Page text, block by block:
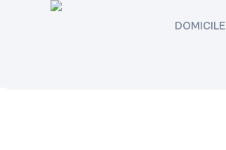
DOMICILE